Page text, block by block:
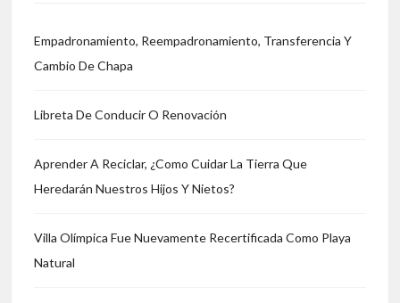
Empadronamiento, Reempadronamiento, Transferencia Y
Cambio De Chapa
Libreta De Conducir O Renovación
Aprender A Reciclar, ¿Como Cuidar La Tierra Que
Heredarán Nuestros Hijos Y Nietos?
Villa Olímpica Fue Nuevamente Recertificada Como Playa
Natural